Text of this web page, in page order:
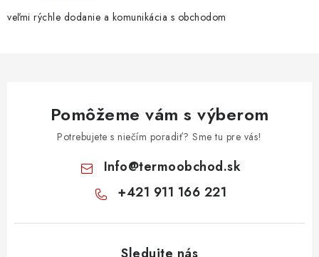
veľmi rýchle dodanie a komunikácia s obchodom
Pomôžeme vám s výberom
Potrebujete s niečím poradiť? Sme tu pre vás!
Info@termoobchod.sk
+421 911 166 221